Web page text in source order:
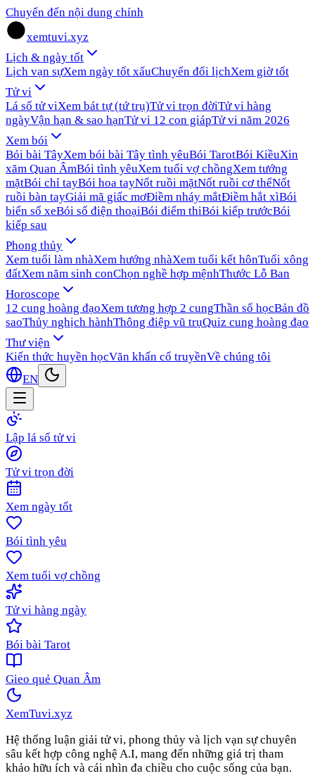
Chuyển đến nội dung chính
xemtuvi.xyz
Lịch & ngày tốt
Lịch vạn sựXem ngày tốt xấuChuyển đổi lịchXem giờ tốt
Tử vi
Lá số tử viXem bát tự (tứ trụ)Tử vi trọn đờiTử vi hàng
ngàyVận hạn & sao hạnTử vi 12 con giápTử vi năm 2026
Xem bói
Bói bài TâyXem bói bài Tây tình yêuBói TarotBói KiềuXin
xăm Quan ÂmBói tình yêuXem tuổi vợ chồngXem tướng
mặtBói chỉ tayBói hoa tayNốt ruồi mặtNốt ruồi cơ thểNốt
ruồi bàn tayGiải mã giấc mơĐiềm nháy mắtĐiềm hắt xìBói
biển số xeBói số điện thoạiBói điểm thiBói kiếp trướcBói
kiếp sau
Phong thủy
Xem tuổi làm nhàXem hướng nhàXem tuổi kết hônTuổi xông
đấtXem năm sinh conChọn nghề hợp mệnhThước Lỗ Ban
Horoscope
12 cung hoàng đạoXem tương hợp 2 cungThần số họcBản đồ
saoThủy nghịch hànhThông điệp vũ trụQuiz cung hoàng đạo
Thư viện
Kiến thức huyền họcVăn khấn cổ truyềnVề chúng tôi
EN
Lập lá số tử vi
Tử vi trọn đời
Xem ngày tốt
Bói tình yêu
Xem tuổi vợ chồng
Tử vi hàng ngày
Bói bài Tarot
Gieo quẻ Quan Âm
XemTuvi.xyz
Hệ thống luận giải tử vi, phong thủy và lịch vạn sự chuyên
sâu kết hợp công nghệ A.I, mang đến những giá trị tham
khảo hữu ích và cái nhìn đa chiều cho cuộc sống của bạn.